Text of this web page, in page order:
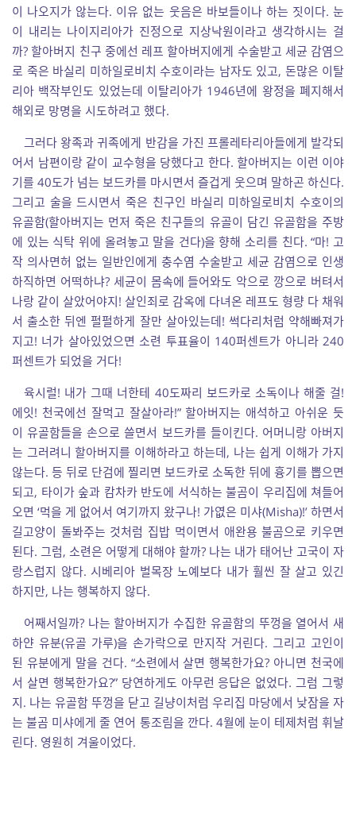
이 나오지가 않는다. 이유 없는 웃음은 바보들이나 하는 짓이다. 눈
이 내리는 나이지리아가 진정으로 지상낙원이라고 생각하시는 걸
까? 할아버지 친구 중에선 레프 할아버지에게 수술받고 세균 감염으
로 죽은 바실리 미하일로비치 수호이라는 남자도 있고, 돈많은 이탈
리아 백작부인도 있었는데 이탈리아가 1946년에 왕정을 폐지해서
해외로 망명을 시도하려고 했다.
그러다 왕족과 귀족에게 반감을 가진 프롤레타리아들에게 발각되
어서 남편이랑 같이 교수형을 당했다고 한다. 할아버지는 이런 이야
기를 40도가 넘는 보드카를 마시면서 즐겁게 웃으며 말하곤 하신다.
그리고 술을 드시면서 죽은 친구인 바실리 미하일로비치 수호이의
유골함(할아버지는 먼저 죽은 친구들의 유골이 담긴 유골함을 주방
에 있는 식탁 위에 올려놓고 말을 건다)을 향해 소리를 친다. “마! 고
작 의사면허 없는 일반인에게 충수염 수술받고 세균 감염으로 인생
하직하면 어떡하냐? 세균이 몸속에 들어와도 악으로 깡으로 버텨서
나랑 같이 살았어야지! 살인죄로 감옥에 다녀온 레프도 형량 다 채워
서 출소한 뒤엔 펄펄하게 잘만 살아있는데! 썩다리처럼 약해빠져가
지고! 너가 살아있었으면 소련 투표율이 140퍼센트가 아니라 240
퍼센트가 되었을 거다!
육시럴! 내가 그때 너한테 40도짜리 보드카로 소독이나 해줄 걸!
에잇! 천국에선 잘먹고 잘살아라!” 할아버지는 애석하고 아쉬운 듯
이 유골함들을 손으로 쓸면서 보드카를 들이킨다. 어머니랑 아버지
는 그러려니 할아버지를 이해하라고 하는데, 나는 쉽게 이해가 가지
않는다. 등 뒤로 단검에 찔리면 보드카로 소독한 뒤에 흉기를 뽑으면
되고, 타이가 숲과 캄차카 반도에 서식하는 불곰이 우리집에 쳐들어
오면 ‘먹을 게 없어서 여기까지 왔구나! 가엾은 미샤(Misha)!’ 하면서
길고양이 돌봐주는 것처럼 집밥 먹이면서 애완용 불곰으로 키우면
된다. 그럼, 소련은 어떻게 대해야 할까? 나는 내가 태어난 고국이 자
랑스럽지 않다. 시베리아 벌목장 노예보다 내가 훨씬 잘 살고 있긴
하지만, 나는 행복하지 않다.
어째서일까? 나는 할아버지가 수집한 유골함의 뚜껑을 열어서 새
하얀 유분(유골 가루)을 손가락으로 만지작 거린다. 그리고 고인이
된 유분에게 말을 건다. “소련에서 살면 행복한가요? 아니면 천국에
서 살면 행복한가요?” 당연하게도 아무런 응답은 없었다. 그럼 그렇
지. 나는 유골함 뚜껑을 닫고 길냥이처럼 우리집 마당에서 낮잠을 자
는 불곰 미샤에게 줄 연어 통조림을 깐다. 4월에 눈이 테제처럼 휘날
린다. 영원히 겨울이었다.